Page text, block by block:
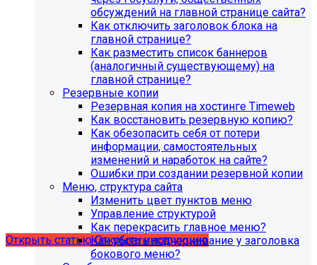
С 1 февраля 2023 года ограничена
поддержка продуктов 1С-Битрикс на
PHP версии ниже 8.0. Рекомендуемая
версия PHP - 8.1 и выше
Открыть статьюОткрыть инструкцию
обсуждений на главной странице сайта?
Как отключить заголовок блока на
главной странице?
Как разместить список баннеров
(аналогичный существующему) на
главной странице?
Резервные копии
Резервная копия на хостинге Timeweb
Как восстановить резервную копию?
Как обезопасить себя от потери
информации, самостоятельных
изменений и наработок на сайте?
Ошибки при создании резервной копии
Меню, структура сайта
Изменить цвет пунктов меню
Управление структурой
Как перекрасить главное меню?
Как убрать подчеркивание у заголовка
бокового меню?